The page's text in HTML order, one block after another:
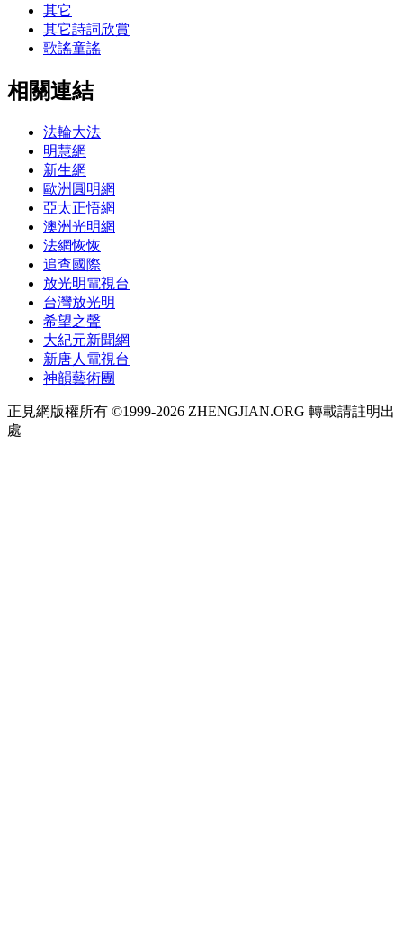
其它
其它詩詞欣賞
歌謠童謠
相關連結
法輪大法
明慧網
新生網
歐洲圓明網
亞太正悟網
澳洲光明網
法網恢恢
追查國際
放光明電視台
台灣放光明
希望之聲
大紀元新聞網
新唐人電視台
神韻藝術團
正見網版權所有 ©1999-2026 ZHENGJIAN.ORG 轉載請註明出
處